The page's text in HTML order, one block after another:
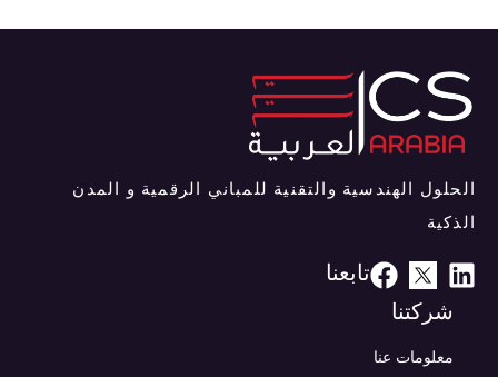
الحلول الهندسية والتقنية للمباني الرقمية و المدن
الذكية
تابعنا
شركتنا
معلومات عنا